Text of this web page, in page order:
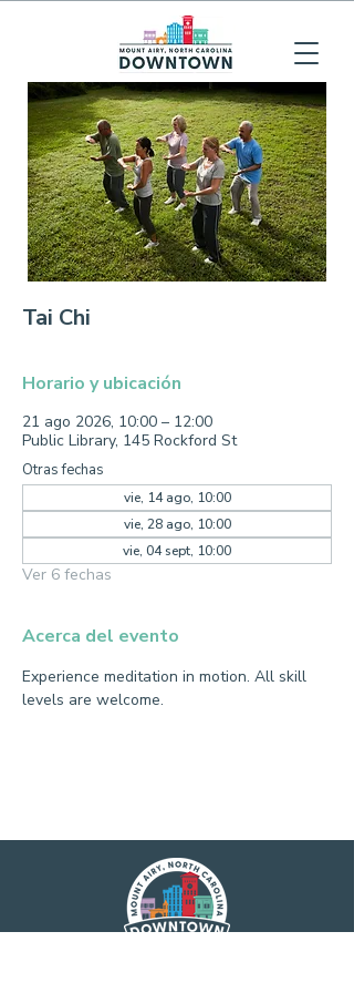
Tai Chi
Horario y ubicación
21 ago 2026, 10:00 – 12:00
Public Library, 145 Rockford St
Otras fechas
vie, 14 ago, 10:00
vie, 28 ago, 10:00
vie, 04 sept, 10:00
Ver 6 fechas
Acerca del evento
Experience meditation in motion. All skill
levels are welcome.